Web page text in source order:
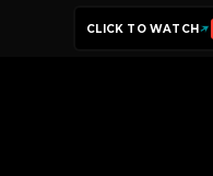
CLICK TO WATCH